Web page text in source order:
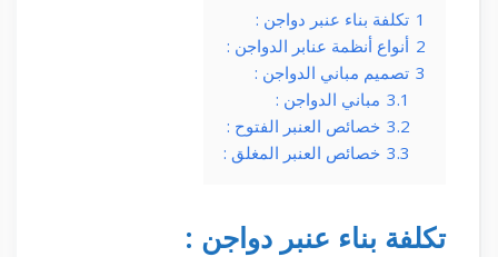
1 تكلفة بناء عنبر دواجن :
2 أنواع أنظمة عنابر الدواجن :
3 تصميم مباني الدواجن :
3.1 مباني الدواجن :
3.2 خصائص العنبر الفتوح :
3.3 خصائص العنبر المغلق :
تكلفة بناء عنبر دواجن :